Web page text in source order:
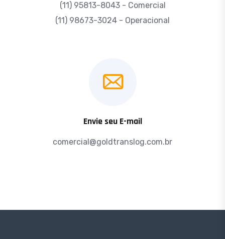
(11) 95813-8043 - Comercial
(11) 98673-3024 - Operacional
Envie seu E-mail
comercial@goldtranslog.com.br